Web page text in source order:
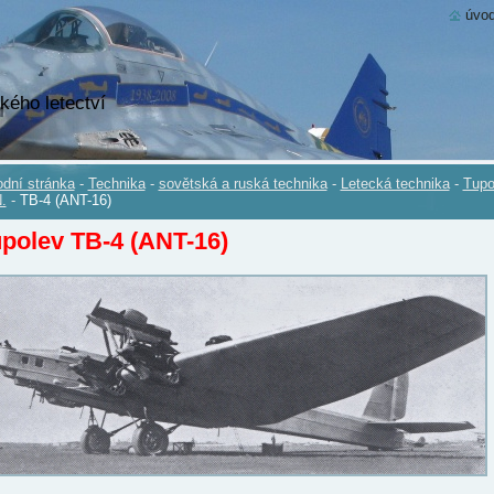
letectví
stránka - Technika - sovětská a ruská technika - Letecká technika -
- TB-4 (ANT-16)
TB-4 (ANT-16)